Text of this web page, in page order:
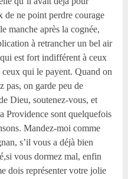
de ne point perdre courage
manche après la cognée,
à retrancher un bel air
est fort indifférent à ceux
qui le payent. Quand on
pas, on garde peu de
Dieu, soutenez-vous, et
Providence sont quelquefois
Mandez-moi comme
s’il vous a déjà bien
vous dormez mal, enfin
dois représenter votre jolie